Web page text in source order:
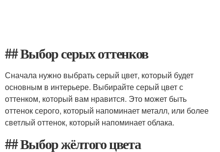
## Выбор серых оттенков
Сначала нужно выбрать серый цвет, который будет
основным в интерьере. Выбирайте серый цвет с
оттенком, который вам нравится. Это может быть
оттенок серого, который напоминает металл, или более
светлый оттенок, который напоминает облака.
## Выбор жёлтого цвета